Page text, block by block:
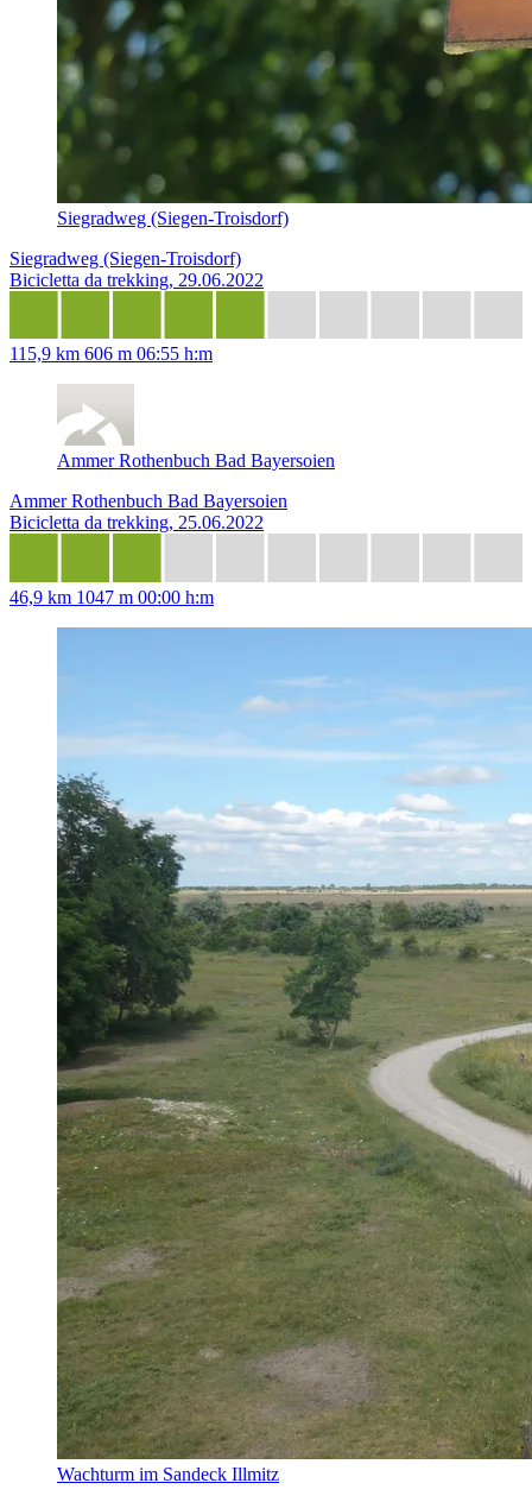
Siegradweg (Siegen-Troisdorf)
Siegradweg (Siegen-Troisdorf)
Bicicletta da trekking, 29.06.2022
115,9 km 606 m 06:55 h:m
Ammer Rothenbuch Bad Bayersoien
Ammer Rothenbuch Bad Bayersoien
Bicicletta da trekking, 25.06.2022
46,9 km 1047 m 00:00 h:m
Wachturm im Sandeck Illmitz